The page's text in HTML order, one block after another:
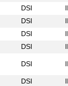
DSI
DSI
DSI
DSI
DSI
DSI